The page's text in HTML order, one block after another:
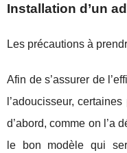
Installation d’un
Les précautions à
Afin de s’assurer de
l’adoucisseur,
d’abord, comme on l’a
le bon modèle qui